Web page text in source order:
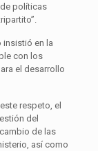
políticas
insistió en la
con los
el desarrollo
respeto, el
del
de las
así como